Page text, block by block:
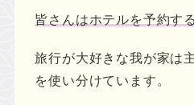
皆さんはホテルを予約す
旅行が大好きな我が家は
を使い分けています。